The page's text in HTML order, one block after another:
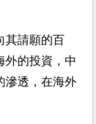
其請願的百
外的投資，中
滲透，在海外